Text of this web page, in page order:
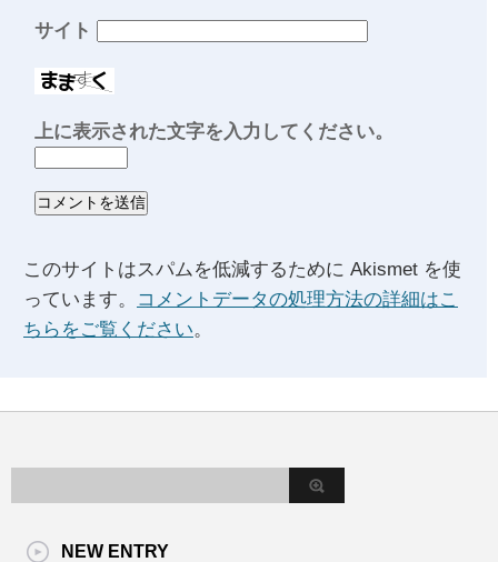
サイト
上に表示された文字を入力してください。
このサイトはスパムを低減するために Akismet を使
っています。
コメントデータの処理方法の詳細はこ
ちらをご覧ください。
NEW ENTRY